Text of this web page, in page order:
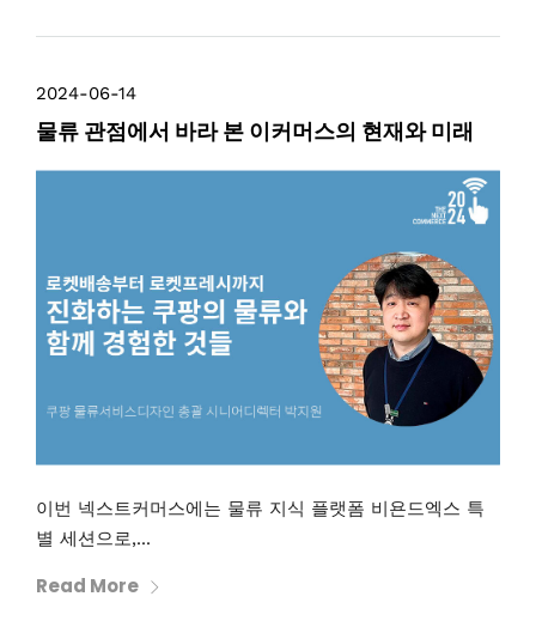
2024-06-14
물류 관점에서 바라 본 이커머스의 현재와 미래
이번 넥스트커머스에는 물류 지식 플랫폼 비욘드엑스 특
별 세션으로,...
Read More